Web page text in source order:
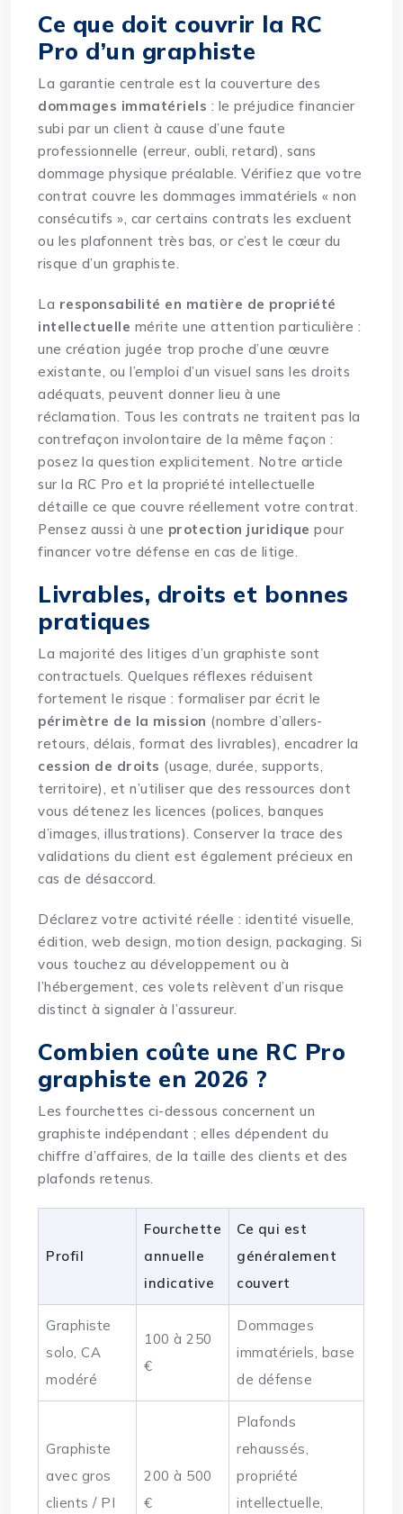
Ce que doit couvrir la RC
Pro d’un graphiste
La garantie centrale est la couverture des
dommages immatériels : le préjudice financier
subi par un client à cause d’une faute
professionnelle (erreur, oubli, retard), sans
dommage physique préalable. Vérifiez que votre
contrat couvre les dommages immatériels « non
consécutifs », car certains contrats les excluent
ou les plafonnent très bas, or c’est le cœur du
risque d’un graphiste.
La responsabilité en matière de propriété
intellectuelle mérite une attention particulière :
une création jugée trop proche d’une œuvre
existante, ou l’emploi d’un visuel sans les droits
adéquats, peuvent donner lieu à une
réclamation. Tous les contrats ne traitent pas la
contrefaçon involontaire de la même façon :
posez la question explicitement. Notre article
sur la RC Pro et la propriété intellectuelle
détaille ce que couvre réellement votre contrat.
Pensez aussi à une protection juridique pour
financer votre défense en cas de litige.
Livrables, droits et bonnes
pratiques
La majorité des litiges d’un graphiste sont
contractuels. Quelques réflexes réduisent
fortement le risque : formaliser par écrit le
périmètre de la mission (nombre d’allers-
retours, délais, format des livrables), encadrer la
cession de droits (usage, durée, supports,
territoire), et n’utiliser que des ressources dont
vous détenez les licences (polices, banques
d’images, illustrations). Conserver la trace des
validations du client est également précieux en
cas de désaccord.
Déclarez votre activité réelle : identité visuelle,
édition, web design, motion design, packaging. Si
vous touchez au développement ou à
l’hébergement, ces volets relèvent d’un risque
distinct à signaler à l’assureur.
Combien coûte une RC Pro
graphiste en 2026 ?
Les fourchettes ci-dessous concernent un
graphiste indépendant ; elles dépendent du
chiffre d’affaires, de la taille des clients et des
plafonds retenus.
Profil
Fourchette
annuelle
indicative
Ce qui est
généralement
couvert
Graphiste
solo, CA
modéré
100 à 250
€
Dommages
immatériels, base
de défense
Graphiste
avec gros
clients / PI
200 à 500
€
Plafonds
rehaussés,
propriété
intellectuelle,